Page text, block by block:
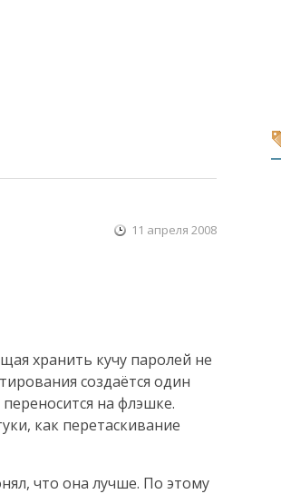
11 апреля 2008
хранить кучу паролей не
создаётся один
на флэшке.
как перетаскивание
что она лучше. По этому